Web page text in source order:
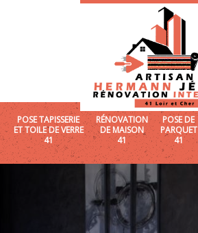
POSE TAPISSERIE
ET TOILE DE VERRE
41
RÉNOVATION
DE MAISON
41
POSE DE
PARQUET
41